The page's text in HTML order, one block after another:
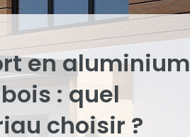
en aluminium
: quel
choisir ?